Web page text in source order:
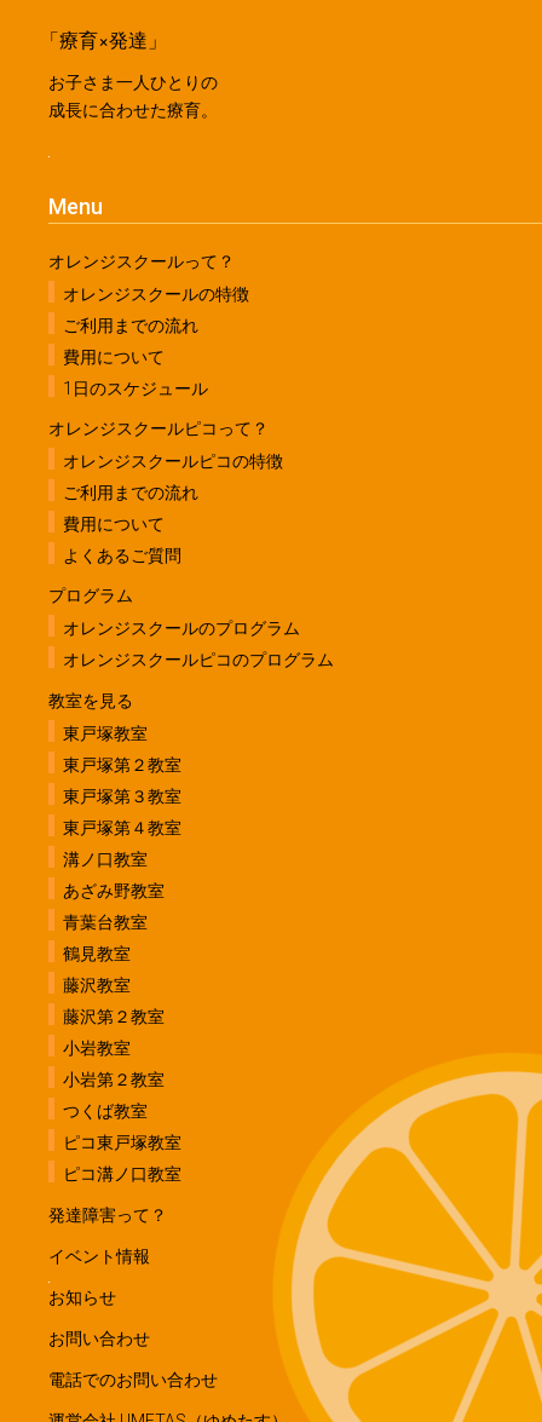
「療育×発達」
お子さま一人ひとりの
成長に合わせた療育。
Menu
オレンジスクールって？
オレンジスクールの特徴
ご利用までの流れ
費用について
1日のスケジュール
オレンジスクールピコって？
オレンジスクールピコの特徴
ご利用までの流れ
費用について
よくあるご質問
プログラム
オレンジスクールのプログラム
オレンジスクールピコのプログラム
教室を見る
東戸塚教室
東戸塚第２教室
東戸塚第３教室
東戸塚第４教室
溝ノ口教室
あざみ野教室
青葉台教室
鶴見教室
藤沢教室
藤沢第２教室
小岩教室
小岩第２教室
つくば教室
ピコ東戸塚教室
ピコ溝ノ口教室
発達障害って？
イベント情報
お知らせ
お問い合わせ
電話でのお問い合わせ